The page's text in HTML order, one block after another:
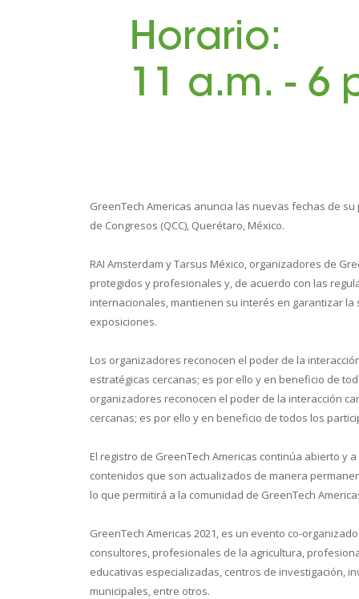
GreenTech Americas anuncia las nuevas fechas de
de Congresos (QCC), Querétaro, México.
RAI Amsterdam y Tarsus México, organizadores de
protegidos y profesionales y, de acuerdo con las
internacionales, mantienen su interés en garantizar
exposiciones.
Los organizadores reconocen el poder de la
estratégicas cercanas; es por ello y en beneficio de
organizadores reconocen el poder de la interacción
cercanas; es por ello y en beneficio de todos los
El registro de GreenTech Americas continúa abierto
contenidos que son actualizados de manera
lo que permitirá a la comunidad de GreenTech
GreenTech Americas 2021, es un evento co-
consultores, profesionales de la agricultura,
educativas especializadas, centros de investigación,
municipales, entre otros.